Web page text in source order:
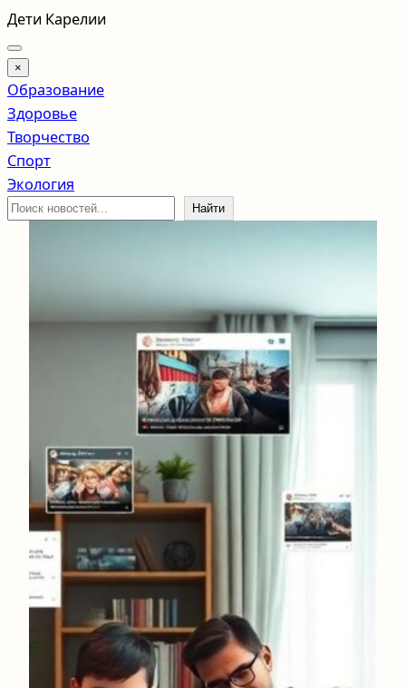
Перейти
к
содержимому
Дети Карелии
×
Образование
Здоровье
Творчество
Спорт
Экология
Поиск
Найти